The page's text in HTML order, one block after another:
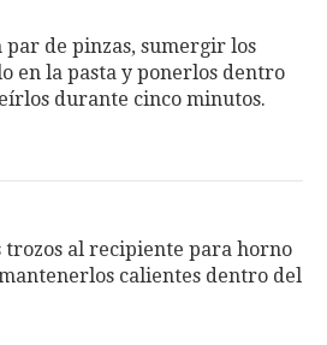
de pinzas, sumergir los
en la pasta y ponerlos dentro
durante cinco minutos.
trozos al recipiente para horno
calientes dentro del